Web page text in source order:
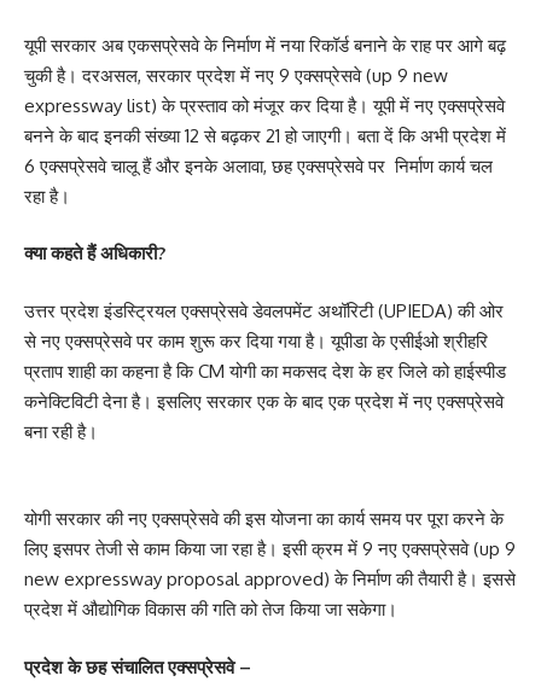
यूपी सरकार अब एकसप्रेसवे के निर्माण में नया रिकॉर्ड बनाने के राह पर आगे बढ़
चुकी है। दरअसल, सरकार प्रदेश में नए 9 एक्सप्रेसवे (up 9 new
expressway list) के प्रस्ताव को मंजूर कर दिया है। यूपी में नए एक्सप्रेसवे
बनने के बाद इनकी संख्या 12 से बढ़कर 21 हो जाएगी। बता दें कि अभी प्रदेश में
6 एक्सप्रेसवे चालू हैं और इनके अलावा, छह एक्सप्रेसवे पर निर्माण कार्य चल
रहा है।
क्या कहते हैं अधिकारी?
उत्तर प्रदेश इंडस्ट्रियल एक्सप्रेसवे डेवलपमेंट अथॉरिटी (UPIEDA) की ओर
से नए एक्सप्रेसवे पर काम शुरू कर दिया गया है। यूपीडा के एसीईओ श्रीहरि
प्रताप शाही का कहना है कि CM योगी का मकसद देश के हर जिले को हाईस्पीड
कनेक्टिविटी देना है। इसलिए सरकार एक के बाद एक प्रदेश में नए एक्सप्रेसवे
बना रही है।
योगी सरकार की नए एक्सप्रेसवे की इस योजना का कार्य समय पर पूरा करने के
लिए इसपर तेजी से काम किया जा रहा है। इसी क्रम में 9 नए एक्सप्रेसवे (up 9
new expressway proposal approved) के निर्माण की तैयारी है। इससे
प्रदेश में औद्योगिक विकास की गति को तेज किया जा सकेगा।
प्रदेश के छह संचालित एक्सप्रेसवे –